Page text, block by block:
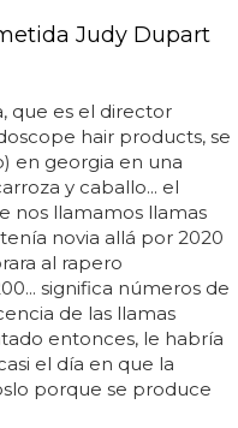
Judy Dupart
que es el director
hair products, se
en georgia en una
y caballo... el
nos llamamos llamas
novia allá por 2020
al rapero
significa números de
de las llamas
entonces, le habría
el día en que la
porque se produce